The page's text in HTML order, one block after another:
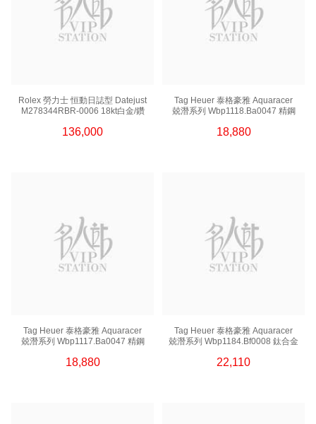
Rolex 勞力士 恒動日誌型 Datejust
M278344RBR-0006 18kt白金/鑽
136,000
Tag Heuer 泰格豪雅 Aquaracer
兢潛系列 Wbp1118.Ba0047 精鋼
18,880
Tag Heuer 泰格豪雅 Aquaracer
兢潛系列 Wbp1117.Ba0047 精鋼
18,880
Tag Heuer 泰格豪雅 Aquaracer
兢潛系列 Wbp1184.Bf0008 鈦合金
22,110